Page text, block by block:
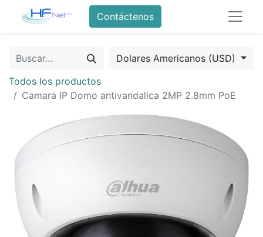
Contáctenos
Dolares Americanos (USD)
Todos los productos
Camara IP Domo antivandalica 2MP 2.8mm PoE